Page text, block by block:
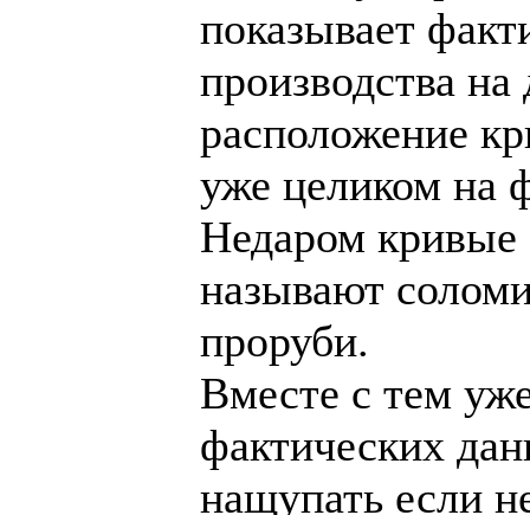
показывает
производства
расположение
уже целиком на
Недаром кривые
называют
проруби.
Вместе с тем
фактических
нащупать если